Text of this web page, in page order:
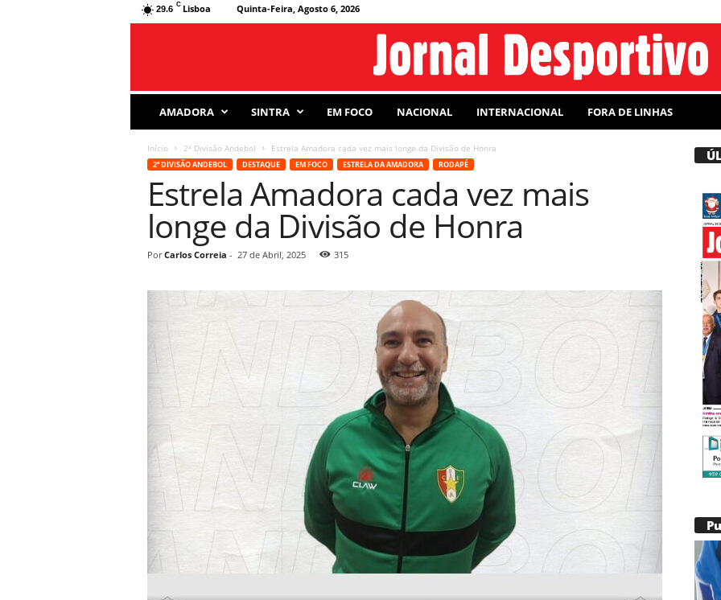
29.6 C Lisboa Quinta-Feira, Agosto 6, 2026
r
AMADORA SINTRA EM FOCO NACIONAL INTERNACIONAL FORA DE LINHAS
Início 2ª Divisão Andebol Estrela Amadora cada vez mais longe da Divisão de Honra
2ª DIVISÃO ANDEBOL DESTAQUE EM FOCO ESTRELA DA AMADORA RODAPÉ
Estrela Amadora cada vez mais
longe da Divisão de Honra
Por Carlos Correia - 27 de Abril, 2025 315